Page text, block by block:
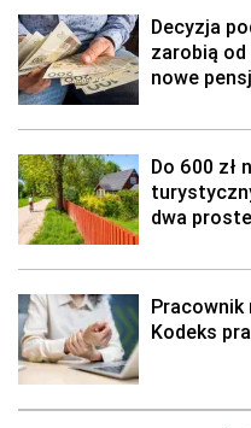
Decyzja
zarobią
nowe
Do 600 zł
dwa
Pracownik
Kodeks